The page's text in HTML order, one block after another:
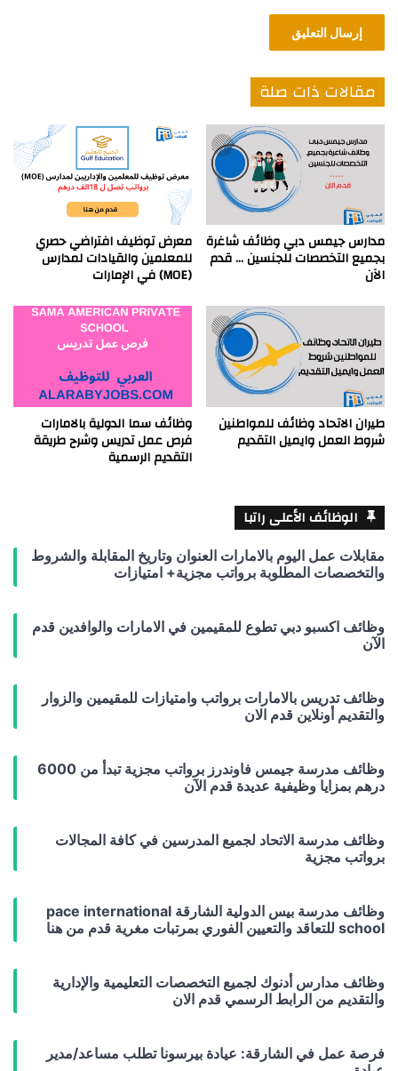
مقالات ذات صلة
مدارس جيمس دبي وظائف شاغرة
بجميع التخصصات للجنسين … قدم
الآن
معرض توظيف افتراضي حصري
للمعلمين والقيادات لمدارس
(MOE) في الإمارات
طيران الاتحاد وظائف للمواطنين
شروط العمل وايميل التقديم
وظائف سما الدولية بالامارات
فرص عمل تدريس وشرح طريقة
التقديم الرسمية
الوظائف الأعلى راتبا
مقابلات عمل اليوم بالامارات العنوان وتاريخ المقابلة والشروط
والتخصصات المطلوبة برواتب مجزية+ امتيازات
وظائف اكسبو دبي تطوع للمقيمين في الامارات والوافدين قدم
الآن
وظائف تدريس بالامارات برواتب وامتيازات للمقيمين والزوار
والتقديم أونلاين قدم الان
وظائف مدرسة جيمس فاوندرز برواتب مجزية تبدأ من 6000
درهم بمزايا وظيفية عديدة قدم الآن
وظائف مدرسة الاتحاد لجميع المدرسين في كافة المجالات
برواتب مجزية
وظائف مدرسة بيس الدولية الشارقة pace international
school للتعاقد والتعيين الفوري بمرتبات مغرية قدم من هنا
وظائف مدارس أدنوك لجميع التخصصات التعليمية والإدارية
والتقديم من الرابط الرسمي قدم الان
فرصة عمل في الشارقة: عيادة بيرسونا تطلب مساعد/مدير